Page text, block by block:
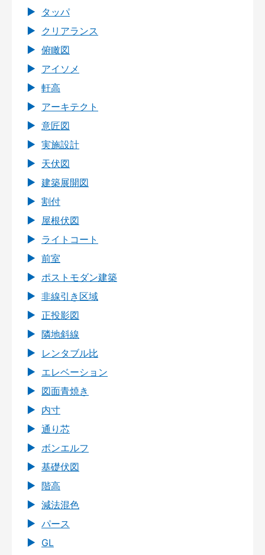
タッパ
クリアランス
俯瞰図
アイソメ
軒高
アーキテクト
意匠図
実施設計
天伏図
建築展開図
割付
屋根伏図
ライトコート
前室
ポストモダン建築
非線引き区域
正投影図
隣地斜線
レンタブル比
エレベーション
図面青焼き
内寸
通り芯
ボンエルフ
基礎伏図
階高
減法混色
パース
GL